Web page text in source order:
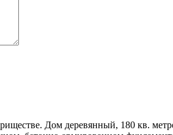
Дом деревянный, 180 кв.